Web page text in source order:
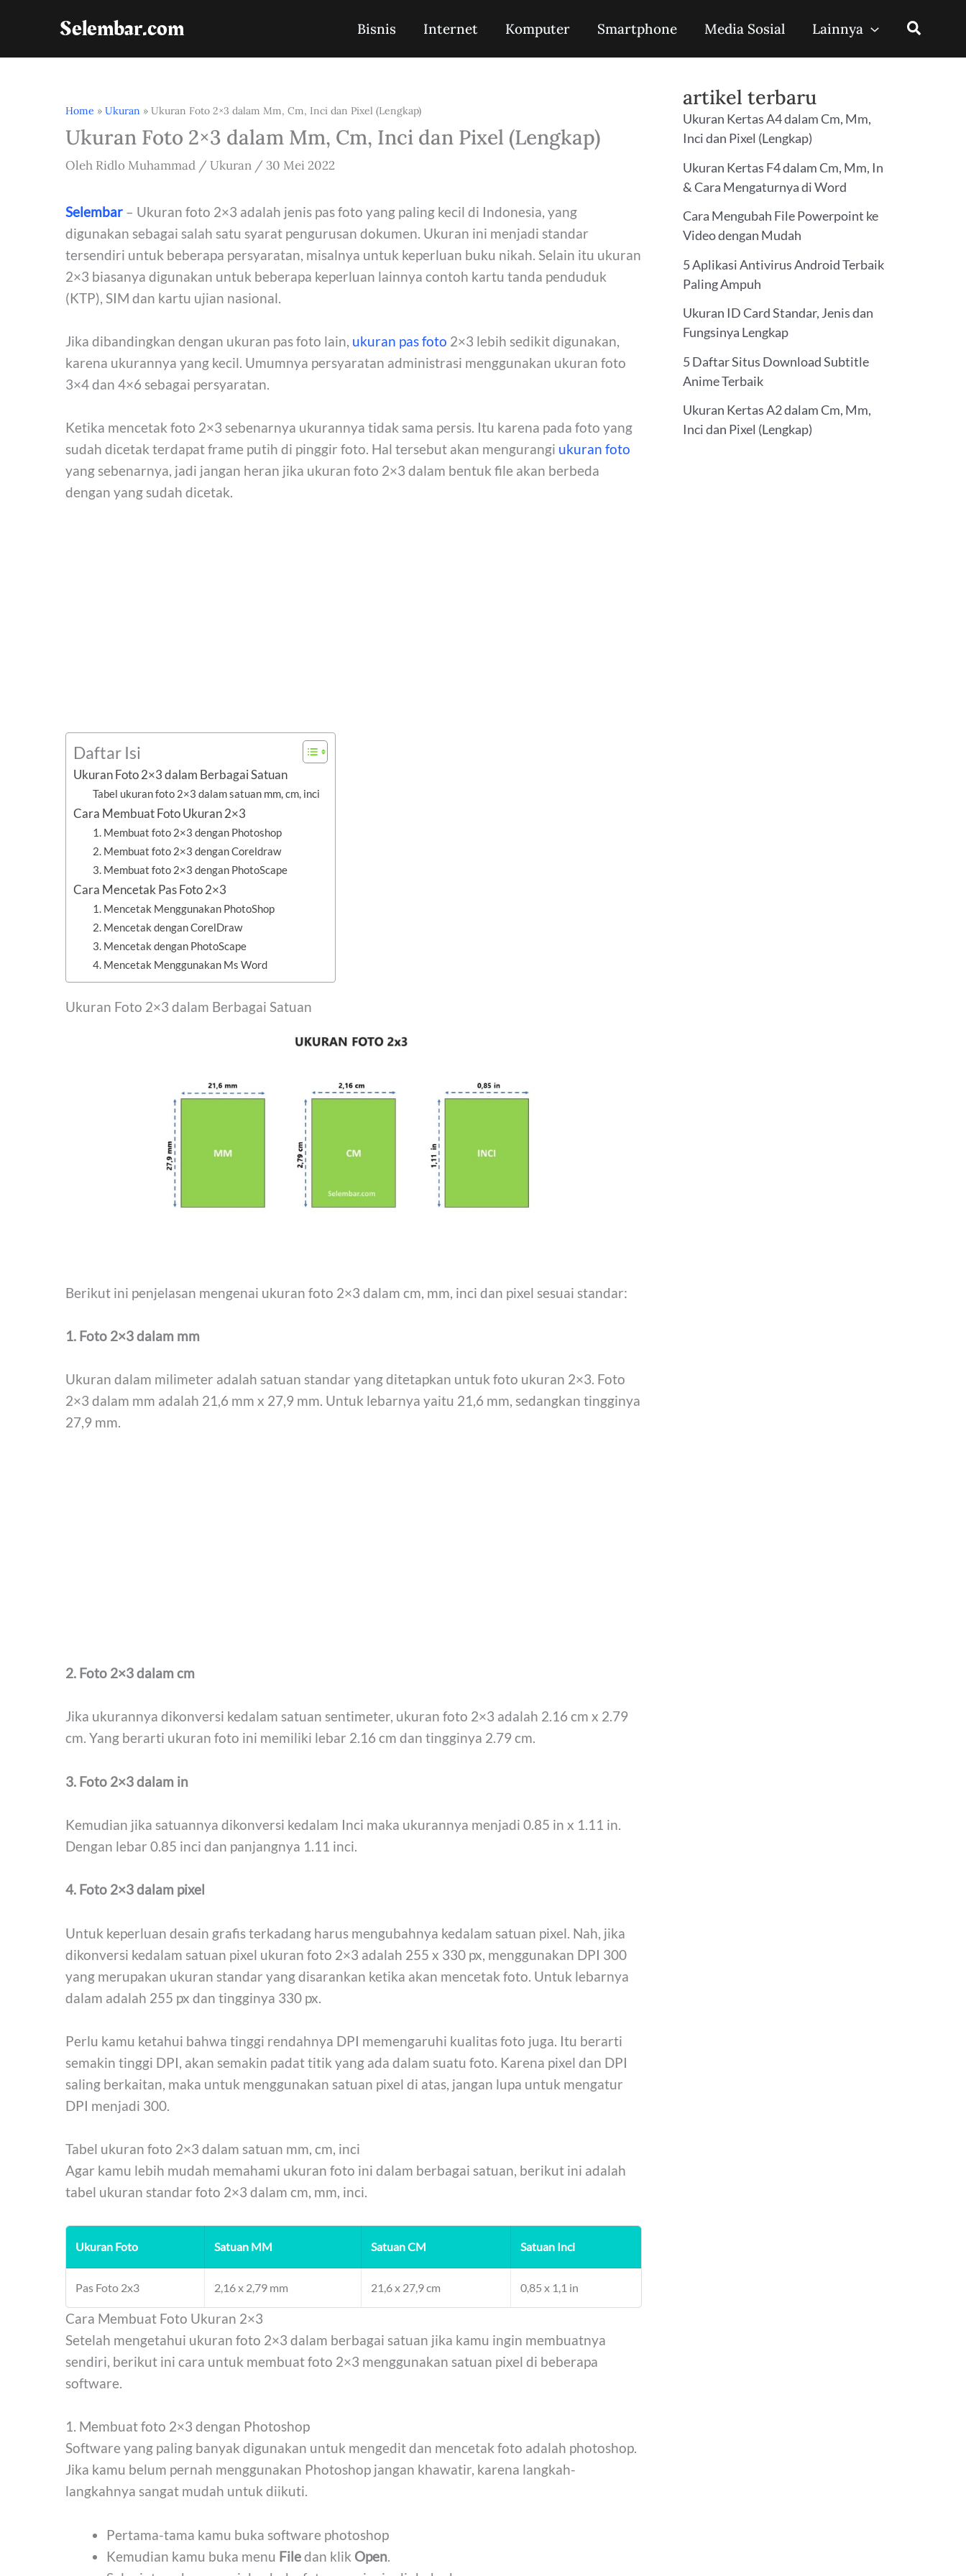
Selembar.com Bisnis Internet Komputer Smartphone Media Sosial Lainnya
Home » Ukuran » Ukuran Foto 2×3 dalam Mm, Cm, Inci dan Pixel (Lengkap)
Ukuran Foto 2×3 dalam Mm, Cm, Inci dan Pixel (Lengkap)
Oleh Ridlo Muhammad / Ukuran / 30 Mei 2022
Selembar – Ukuran foto 2×3 adalah jenis pas foto yang paling kecil di Indonesia, yang
digunakan sebagai salah satu syarat pengurusan dokumen. Ukuran ini menjadi standar
tersendiri untuk beberapa persyaratan, misalnya untuk keperluan buku nikah. Selain itu ukuran
2×3 biasanya digunakan untuk beberapa keperluan lainnya contoh kartu tanda penduduk
(KTP), SIM dan kartu ujian nasional.
Jika dibandingkan dengan ukuran pas foto lain, ukuran pas foto 2×3 lebih sedikit digunakan,
karena ukurannya yang kecil. Umumnya persyaratan administrasi menggunakan ukuran foto
3×4 dan 4×6 sebagai persyaratan.
Ketika mencetak foto 2×3 sebenarnya ukurannya tidak sama persis. Itu karena pada foto yang
sudah dicetak terdapat frame putih di pinggir foto. Hal tersebut akan mengurangi ukuran foto
yang sebenarnya, jadi jangan heran jika ukuran foto 2×3 dalam bentuk file akan berbeda
dengan yang sudah dicetak.
Daftar Isi
Ukuran Foto 2×3 dalam Berbagai Satuan
Tabel ukuran foto 2×3 dalam satuan mm, cm, inci
Cara Membuat Foto Ukuran 2×3
1. Membuat foto 2×3 dengan Photoshop
2. Membuat foto 2×3 dengan Coreldraw
3. Membuat foto 2×3 dengan PhotoScape
Cara Mencetak Pas Foto 2×3
1. Mencetak Menggunakan PhotoShop
2. Mencetak dengan CorelDraw
3. Mencetak dengan PhotoScape
4. Mencetak Menggunakan Ms Word
Ukuran Foto 2×3 dalam Berbagai Satuan
Berikut ini penjelasan mengenai ukuran foto 2×3 dalam cm, mm, inci dan pixel sesuai standar:
1. Foto 2×3 dalam mm
Ukuran dalam milimeter adalah satuan standar yang ditetapkan untuk foto ukuran 2×3. Foto
2×3 dalam mm adalah 21,6 mm x 27,9 mm. Untuk lebarnya yaitu 21,6 mm, sedangkan tingginya
27,9 mm.
2. Foto 2×3 dalam cm
Jika ukurannya dikonversi kedalam satuan sentimeter, ukuran foto 2×3 adalah 2.16 cm x 2.79
cm. Yang berarti ukuran foto ini memiliki lebar 2.16 cm dan tingginya 2.79 cm.
3. Foto 2×3 dalam in
Kemudian jika satuannya dikonversi kedalam Inci maka ukurannya menjadi 0.85 in x 1.11 in.
Dengan lebar 0.85 inci dan panjangnya 1.11 inci.
4. Foto 2×3 dalam pixel
Untuk keperluan desain grafis terkadang harus mengubahnya kedalam satuan pixel. Nah, jika
dikonversi kedalam satuan pixel ukuran foto 2×3 adalah 255 x 330 px, menggunakan DPI 300
yang merupakan ukuran standar yang disarankan ketika akan mencetak foto. Untuk lebarnya
dalam adalah 255 px dan tingginya 330 px.
Perlu kamu ketahui bahwa tinggi rendahnya DPI memengaruhi kualitas foto juga. Itu berarti
semakin tinggi DPI, akan semakin padat titik yang ada dalam suatu foto. Karena pixel dan DPI
saling berkaitan, maka untuk menggunakan satuan pixel di atas, jangan lupa untuk mengatur
DPI menjadi 300.
Tabel ukuran foto 2×3 dalam satuan mm, cm, inci
Agar kamu lebih mudah memahami ukuran foto ini dalam berbagai satuan, berikut ini adalah
tabel ukuran standar foto 2×3 dalam cm, mm, inci.
Ukuran Foto Satuan MM Satuan CM Satuan Inci
Pas Foto 2x3 2,16 x 2,79 mm 21,6 x 27,9 cm 0,85 x 1,1 in
Cara Membuat Foto Ukuran 2×3
Setelah mengetahui ukuran foto 2×3 dalam berbagai satuan jika kamu ingin membuatnya
sendiri, berikut ini cara untuk membuat foto 2×3 menggunakan satuan pixel di beberapa
software.
1. Membuat foto 2×3 dengan Photoshop
Software yang paling banyak digunakan untuk mengedit dan mencetak foto adalah photoshop.
Jika kamu belum pernah menggunakan Photoshop jangan khawatir, karena langkah-
langkahnya sangat mudah untuk diikuti.
Pertama-tama kamu buka software photoshop
Kemudian kamu buka menu Filedan klik Open.
artikel terbaru
Ukuran Kertas A4 dalam Cm, Mm,
Inci dan Pixel (Lengkap)
Ukuran Kertas F4 dalam Cm, Mm, In
& Cara Mengaturnya di Word
Cara Mengubah File Powerpoint ke
Video dengan Mudah
5 Aplikasi Antivirus Android Terbaik
Paling Ampuh
Ukuran ID Card Standar, Jenis dan
Fungsinya Lengkap
5 Daftar Situs Download Subtitle
Anime Terbaik
Ukuran Kertas A2 dalam Cm, Mm,
Inci dan Pixel (Lengkap)